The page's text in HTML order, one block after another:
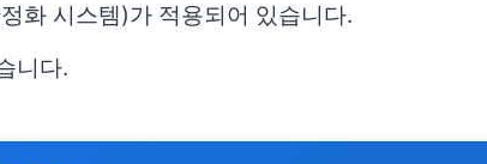
화 시스템)가 적용되어 있습니다.
니다.